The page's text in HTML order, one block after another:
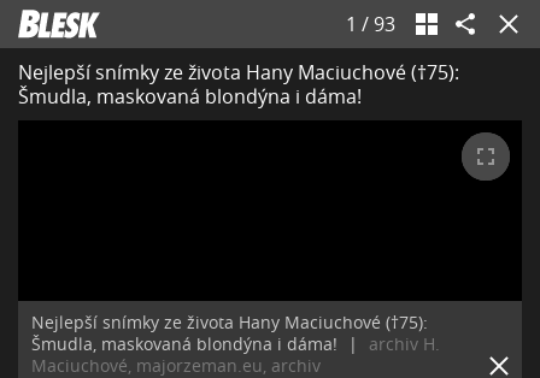
1 / 93
Nejlepší snímky ze života Hany Maciuchové (†75):
Šmudla, maskovaná blondýna i dáma!
Nejlepší snímky ze života Hany Maciuchové (†75):
Šmudla, maskovaná blondýna i dáma!
|
archiv H.
Maciuchové, majorzeman.eu, archiv